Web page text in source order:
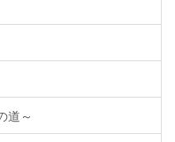
道～